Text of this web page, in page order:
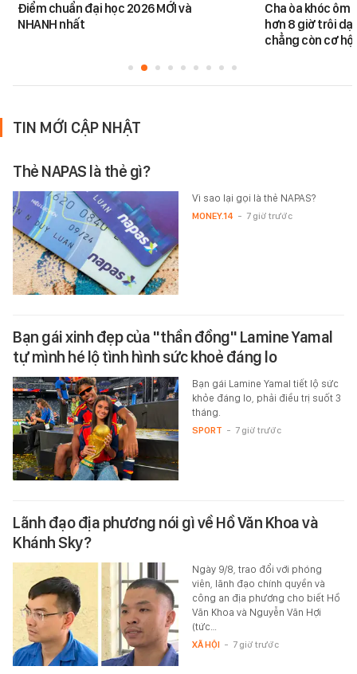
Điểm chuẩn đại học 2026 MỚI và
NHANH nhất
Cha òa khóc ôm
hơn 8 giờ trôi
chẳng còn cơ
TIN MỚI CẬP NHẬT
Thẻ NAPAS là thẻ gì?
Vì sao lại gọi là thẻ NAPAS?
MONEY.14 - 7 giờ trước
Bạn gái xinh đẹp của "thần đồng" Lamine Yamal
tự mình hé lộ tình hình sức khoẻ đáng lo
Bạn gái Lamine Yamal tiết lộ sức
khỏe đáng lo, phải điều trị suốt 3
tháng.
SPORT - 7 giờ trước
Lãnh đạo địa phương nói gì về Hồ Văn Khoa và
Khánh Sky?
Ngày 9/8, trao đổi với phóng
viên, lãnh đạo chính quyền và
công an địa phương cho biết Hồ
Văn Khoa và Nguyễn Văn Hợi
(tức…
XÃ HỘI - 7 giờ trước